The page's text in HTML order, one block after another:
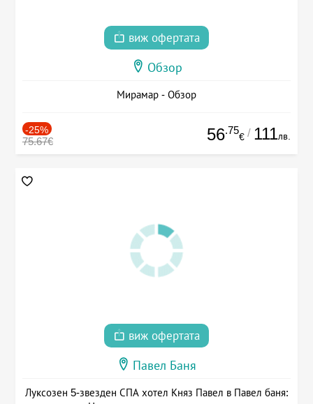
виж офертата
Обзор
Мирамар - Обзор
-25%
75.67€ 56.75
€ / 111лв.
виж офертата
Павел Баня
Луксозен 5-звезден СПА хотел Княз Павел в Павел баня: